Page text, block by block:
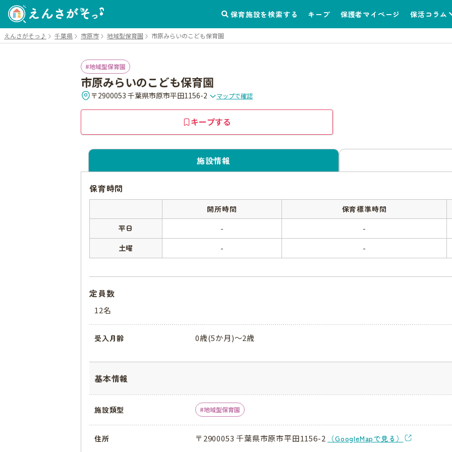
保育施設を検索する キープ 保護者マイページ 保活コラム
えんさがそっ♪ 千葉県 市原市 地域型保育園 市原みらいのこども保育園
地域型保育園
市原みらいのこども保育園
〒2900053 千葉県市原市平田1156-2 マップで確認
キープする
施設情報
保育時間
開所時間
保育標準時間
平日
- -
土曜 - -
定員数
12名
受入月齢 0歳(5か月)～2歳
基本情報
施設類型 地域型保育園
住所 〒2900053 千葉県市原市平田1156-2 （GoogleMapで見る）